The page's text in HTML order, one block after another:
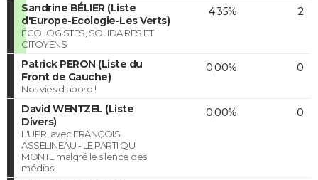
Sandrine BÉLIER (Liste
d'Europe-Ecologie-Les Verts)
ÉCOLOGISTES, SOLIDAIRES ET
CITOYENS
4,35% 2
Patrick PERON (Liste du
Front de Gauche)
Nos vies d'abord !
0,00% 0
David WENTZEL (Liste
Divers)
L'UPR, avec FRANÇOIS
ASSELINEAU - LE PARTI QUI
MONTE malgré le silence des
médias
0,00% 0